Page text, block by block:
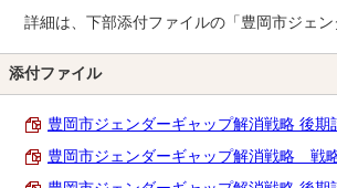
詳細は、下部添付ファイルの「豊岡市ジェン
添付ファイル
豊岡市ジェンダーギャップ解消戦略 後期
豊岡市ジェンダーギャップ解消戦略 戦